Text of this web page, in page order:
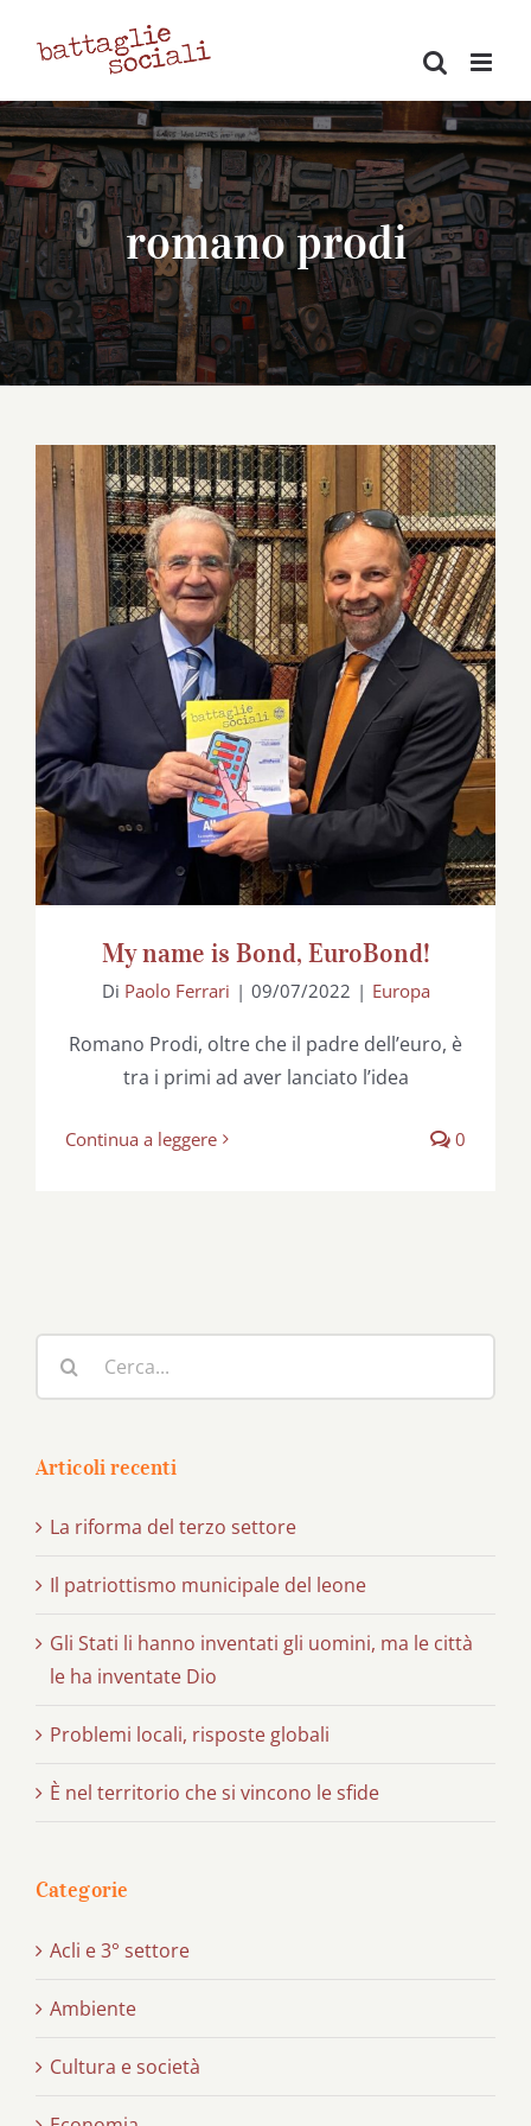
romano prodi
My name is Bond, EuroBond!
My name is Bond, EuroBond!
Di Paolo Ferrari | 09/07/2022 | Europa
Romano Prodi, oltre che il padre dell’euro, è
tra i primi ad aver lanciato l’idea
Continua a leggere 0
per:
Articoli recenti
La riforma del terzo settore
Il patriottismo municipale del leone
Gli Stati li hanno inventati gli uomini, ma le città
le ha inventate Dio
Problemi locali, risposte globali
È nel territorio che si vincono le sfide
Categorie
Acli e 3° settore
Ambiente
Cultura e società